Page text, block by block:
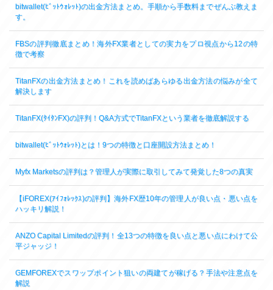
bitwallet(ﾋﾞｯﾄｳｫﾚｯﾄ)の出金方法まとめ。手順から手数料までぜんぶ教えま
す。
FBSの評判徹底まとめ！海外FX業者としての実力をプロ視点から12の特
徴で考察
TitanFXの出金方法まとめ！これを読めばあらゆる出金方法の悩みが全て
解決します
TitanFX(ﾀｲﾀﾝFX)の評判！Q&A方式でTitanFXという業者を徹底解説する
bitwallet(ﾋﾞｯﾄｳｫﾚｯﾄ)とは！9つの特徴と口座開設方法まとめ！
Myfx Marketsの評判は？管理人が実際に取引してみて発覚した8つの真実
【iFOREX(ｱｲﾌｫﾚｯｸｽ)の評判】海外FX歴10年の管理人が良い点・悪い点を
ハッキリ解説！
ANZO Capital Limitedの評判！全13つの特徴を良い点と悪い点にわけて公
平ジャッジ！
GEMFOREXでスワップポイント狙いの両建てが稼げる？手法や注意点を
解説